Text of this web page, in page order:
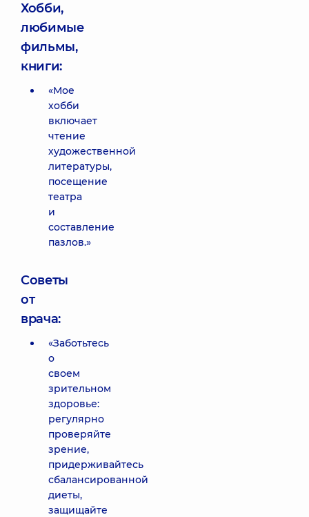
Хобби,
любимые
фильмы,
книги:
«Мое
хобби
включает
чтение
художественной
литературы,
посещение
театра
и
составление
пазлов.»
Советы
от
врача:
«Заботьтесь
о
своем
зрительном
здоровье:
регулярно
проверяйте
зрение,
придерживайтесь
сбалансированной
диеты,
защищайте